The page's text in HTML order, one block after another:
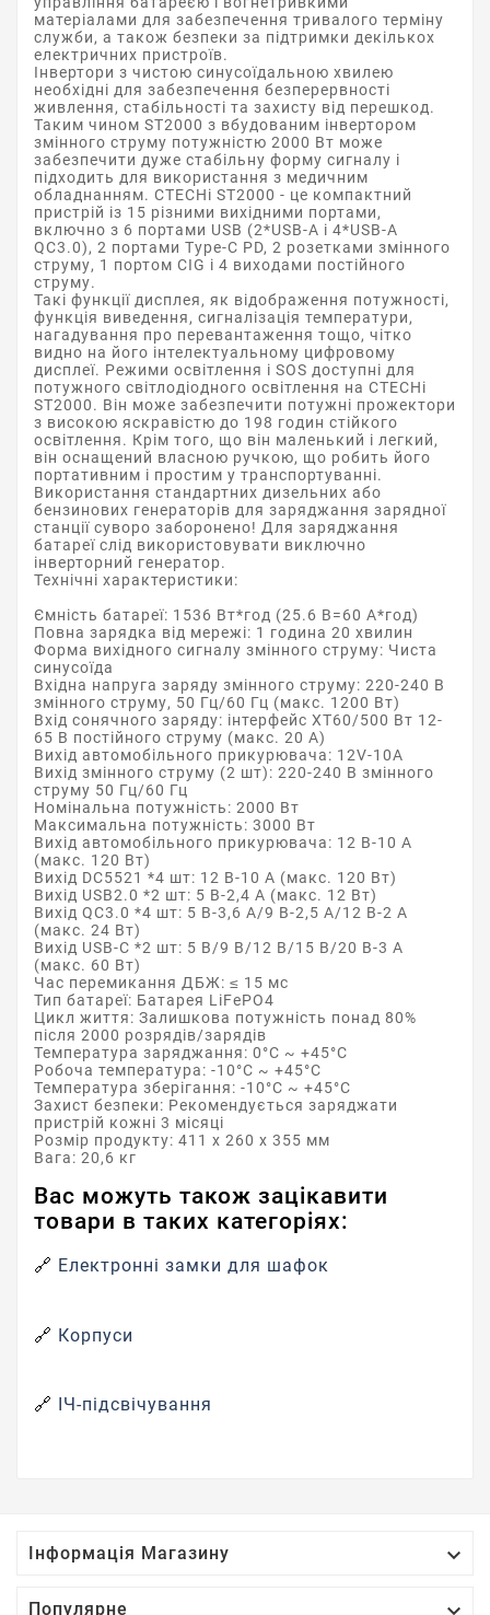
матеріалами для забезпечення тривалого терміну
служби, а також безпеки за підтримки декількох
електричних пристроїв.
Інвертори з чистою синусоїдальною хвилею
необхідні для забезпечення безперервності
живлення, стабільності та захисту від перешкод.
Таким чином ST2000 з вбудованим інвертором
змінного струму потужністю 2000 Вт може
забезпечити дуже стабільну форму сигналу і
підходить для використання з медичним
обладнанням. CTECHi ST2000 - це компактний
пристрій із 15 різними вихідними портами,
включно з 6 портами USB (2*USB-A і 4*USB-A
QC3.0), 2 портами Type-C PD, 2 розетками змінного
струму, 1 портом CIG і 4 виходами постійного
струму.
Такі функції дисплея, як відображення потужності,
функція виведення, сигналізація температури,
нагадування про перевантаження тощо, чітко
видно на його інтелектуальному цифровому
дисплеї. Режими освітлення і SOS доступні для
потужного світлодіодного освітлення на CTECHi
ST2000. Він може забезпечити потужні прожектори
з високою яскравістю до 198 годин стійкого
освітлення. Крім того, що він маленький і легкий,
він оснащений власною ручкою, що робить його
портативним і простим у транспортуванні.
Використання стандартних дизельних або
бензинових генераторів для заряджання зарядної
станції суворо заборонено! Для заряджання
батареї слід використовувати виключно
інверторний генератор.
Технічні характеристики:
Ємність батареї: 1536 Вт*год (25.6 В=60 А*год)
Повна зарядка від мережі: 1 година 20 хвилин
Форма вихідного сигналу змінного струму: Чиста
синусоїда
Вхідна напруга заряду змінного струму: 220-240 В
змінного струму, 50 Гц/60 Гц (макс. 1200 Вт)
Вхід сонячного заряду: інтерфейс XT60/500 Вт 12-
65 В постійного струму (макс. 20 A)
Вихід автомобільного прикурювача: 12V-10A
Вихід змінного струму (2 шт): 220-240 В змінного
струму 50 Гц/60 Гц
Номінальна потужність: 2000 Вт
Максимальна потужність: 3000 Вт
Вихід автомобільного прикурювача: 12 В-10 А
(макс. 120 Вт)
Вихід DC5521 *4 шт: 12 В-10 А (макс. 120 Вт)
Вихід USB2.0 *2 шт: 5 В-2,4 А (макс. 12 Вт)
Вихід QC3.0 *4 шт: 5 В-3,6 А/9 В-2,5 А/12 В-2 А
(макс. 24 Вт)
Вихід USB-C *2 шт: 5 В/9 В/12 В/15 В/20 В-3 A
(макс. 60 Вт)
Час перемикання ДБЖ: ≤ 15 мс
Тип батареї: Батарея LiFePO4
Цикл життя: Залишкова потужність понад 80%
після 2000 розрядів/зарядів
Температура заряджання: 0°C ~ +45°C
Робоча температура: -10°C ~ +45°C
Температура зберігання: -10°C ~ +45°C
Захист безпеки: Рекомендується заряджати
пристрій кожні 3 місяці
Розмір продукту: 411 x 260 x 355 мм
Вага: 20,6 кг
Вас можуть також зацікавити
товари в таких категоріях:
🔗 Електронні замки для шафок
🔗 Корпуси
🔗 ІЧ-підсвічування
Інформація Магазину 
Популярне